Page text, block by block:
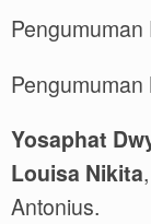
Pengumuman
Yosaphat
Louisa Nikita
Antonius.